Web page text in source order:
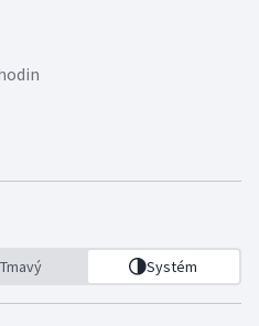
Tmavý Systém